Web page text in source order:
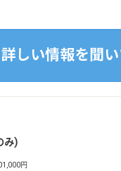
み)
円